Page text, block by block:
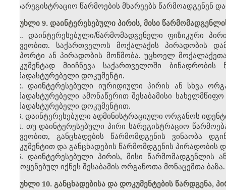
სარეგისტრაციო წარმოების მხარეებს წარმოადგენენ
მუხლი 9. დაინტერესებული პირის, მისი
1. დაინტერესებული/წარმომადგენელი ფიზიკური
მეშვეობით. საქართველოს მოქალაქის პირადობის
პასპორტი ან პირადობის მოწმობა. უცხოელ
დოკუმენტად მიიჩნევა საქართველოში
დამადასტურებელი დოკუმენტი.
2. დაინტერესებული იურიდიული პირის ან სხვა
დამადასტურებელი ამონაწერით შესაბამისი
დამადასტურებელი დოკუმენტით.
3. დაინტერესებული ადმინისტრაციული ორგანოს
4. თუ დაინტერესებული პირი სარეგისტრაციო
მეშვეობით, განცხადების წარმომდგენის ვინაობა
დოკუმენტით და განცხადების წარმომდგენის
5. დაინტერესებული პირის, მისი წარმომადგენლის
გამოყენებულ იქნეს შესაბამის ორგანოთა მონაცემთა ბაზა.
მუხლი 10. განცხადებისა და დოკუმენტების წარდგენა,